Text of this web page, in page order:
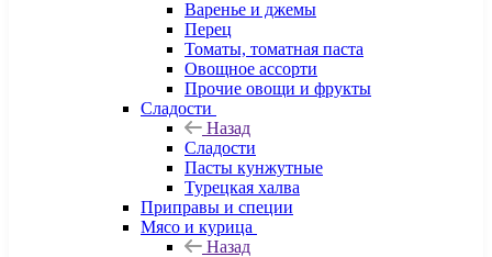
Варенье и джемы
Перец
Томаты, томатная паста
Овощное ассорти
Прочие овощи и фрукты
Сладости
Назад
Сладости
Пасты кунжутные
Турецкая халва
Приправы и специи
Мясо и курица
Назад